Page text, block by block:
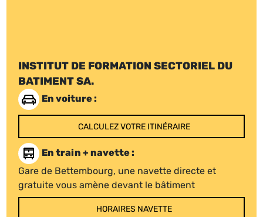
INSTITUT DE FORMATION SECTORIEL DU
BATIMENT SA.
En voiture :
CALCULEZ VOTRE ITINÉRAIRE
En train + navette :
Gare de Bettembourg, une navette directe et
gratuite vous amène devant le bâtiment
HORAIRES NAVETTE